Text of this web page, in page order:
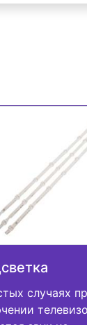
случаях